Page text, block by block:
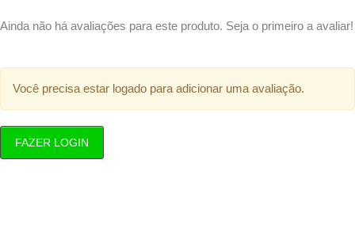
Ainda não há avaliações para este produto. Seja o primeiro a avaliar!
Você precisa estar logado para adicionar uma avaliação.
FAZER LOGIN